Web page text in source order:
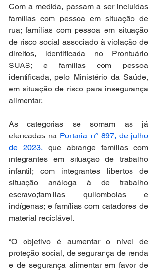
Com a medida, passam a ser incluídas
famílias com pessoa em situação de
rua; famílias com pessoa em situação
de risco social associado à violação de
direitos, identificada no Prontuário
SUAS; e famílias com pessoa
identificada, pelo Ministério da Saúde,
em situação de risco para insegurança
alimentar.
As categorias se somam as já
elencadas na Portaria nº 897, de julho
de 2023, que abrange famílias com
integrantes em situação de trabalho
infantil; com integrantes libertos de
situação análoga à de trabalho
escravo;famílias quilombolas e
indígenas; e famílias com catadores de
material reciclável.
“O objetivo é aumentar o nível de
proteção social, de segurança de renda
e de segurança alimentar em favor de